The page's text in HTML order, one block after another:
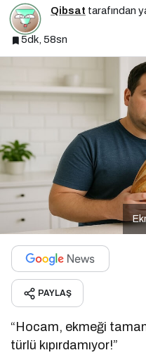
Qibsat tarafından
5dk, 58sn
PAYLAŞ
“Hocam, ekmeği
türlü kıpırdamıyor!”